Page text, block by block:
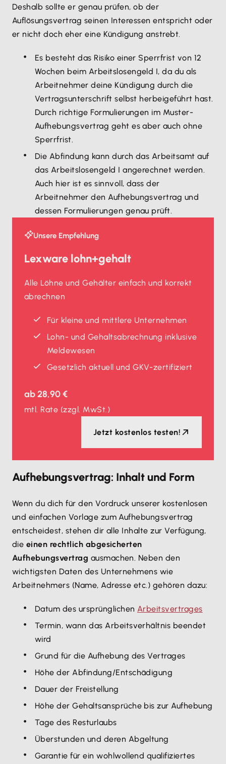
Deshalb sollte er genau prüfen, ob der
Auflösungsvertrag seinen Interessen entspricht oder
er nicht doch eher eine Kündigung anstrebt.
Es besteht das Risiko einer Sperrfrist von 12
Wochen beim Arbeitslosengeld I, da du als
Arbeitnehmer deine Kündigung durch die
Vertragsunterschrift selbst herbeigeführt hast.
Durch richtige Formulierungen im Muster-
Aufhebungsvertrag geht es aber auch ohne
Sperrfrist.
Die Abfindung kann durch das Arbeitsamt auf
das Arbeitslosengeld I angerechnet werden.
Auch hier ist es sinnvoll, dass der
Arbeitnehmer den Aufhebungsvertrag und
dessen Formulierungen genau prüft.
Unsere Empfehlung
Lexware lohn+gehalt
Alle Löhne und Gehälter einfach und korrekt
abrechnen
Für kleine und mittlere Unternehmen
Lohn- und Gehaltsabrechnung inklusive
Meldewesen
Gesetzlich aktuell und GKV-zertifiziert
ab28,90 €
mtl. Rate (zzgl. MwSt.)
Jetzt kostenlos testen!
Aufhebungsvertrag: Inhalt und Form
Wenn du dich für den Vordruck unserer kostenlosen
und einfachen Vorlage zum Aufhebungsvertrag
entscheidest, stehen dir alle Inhalte zur Verfügung,
die einen rechtlich abgesicherten
Aufhebungsvertrag ausmachen. Neben den
wichtigsten Daten des Unternehmens wie
Arbeitnehmers (Name, Adresse etc.) gehören dazu:
Datum des ursprünglichen Arbeitsvertrages
Termin, wann das Arbeitsverhältnis beendet
wird
Grund für die Aufhebung des Vertrages
Höhe der Abfindung/Entschädigung
Dauer der Freistellung
Höhe der Gehaltsansprüche bis zur Aufhebung
Tage des Resturlaubs
Überstunden und deren Abgeltung
Garantie für ein wohlwollend qualifiziertes